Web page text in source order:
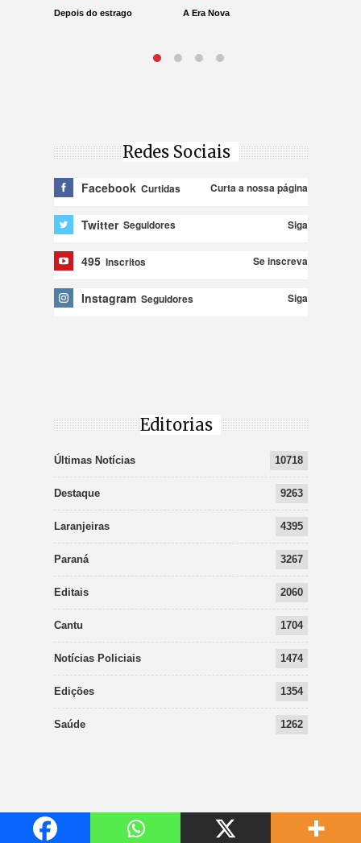
Depois do estrago
A Era Nova
Redes Sociais
Facebook Curtidas Curta a nossa página
Twitter Seguidores Siga
495 Inscritos Se inscreva
Instagram Seguidores Siga
Editorias
Últimas Notícias 10718
Destaque 9263
Laranjeiras 4395
Paraná 3267
Editais 2060
Cantu 1704
Notícias Policiais 1474
Edições 1354
Saúde 1262